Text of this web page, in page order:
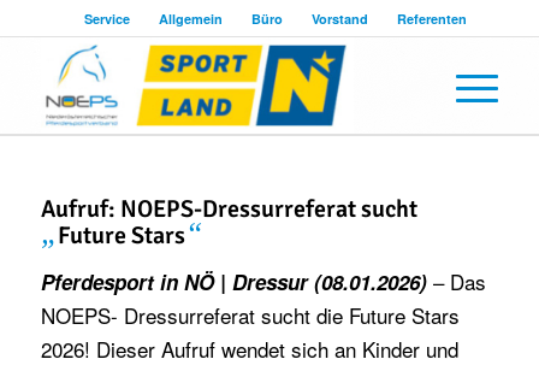
Service Allgemein Büro Vorstand Referenten
Aufruf: NOEPS-Dressurreferat sucht
„Future Stars“
Pferdesport in NÖ | Dressur (08.01.2026)– Das
NOEPS- Dressurreferat sucht die Future Stars
2026! Dieser Aufruf wendet sich an Kinder und